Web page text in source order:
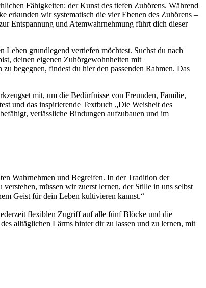
Fähigkeiten: der Kunst des tiefen Zuhörens. Während
erkunden wir systematisch die vier Ebenen des Zuhörens –
Entspannung und Atemwahrnehmung führt dich dieser
grundlegend vertiefen möchtest. Suchst du nach
deinen eigenen Zuhörgewohnheiten mit
begegnen, findest du hier den passenden Rahmen. Das
mit, um die Bedürfnisse von Freunden, Familie,
und das inspirierende Textbuch „Die Weisheit des
verlässliche Bindungen aufzubauen und im
Wahrnehmen und Begreifen. In der Tradition der
müssen wir zuerst lernen, der Stille in uns selbst
Geist für dein Leben kultivieren kannst.“
flexiblen Zugriff auf alle fünf Blöcke und die
alltäglichen Lärms hinter dir zu lassen und zu lernen, mit